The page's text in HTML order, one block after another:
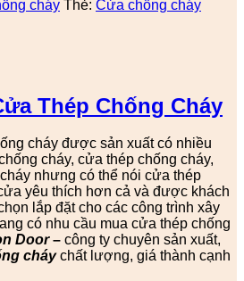
cháy Thẻ: Cửa chống cháy
Thép Chống Cháy
cháy được sản xuất có nhiều
cháy, cửa thép chống cháy,
nhưng có thể nói cửa thép
yêu thích hơn cả và được khách
lắp đặt cho các công trình xây
có nhu cầu mua cửa thép chống
Door– công ty chuyên sản xuất,
cháychất lượng, giá thành cạnh